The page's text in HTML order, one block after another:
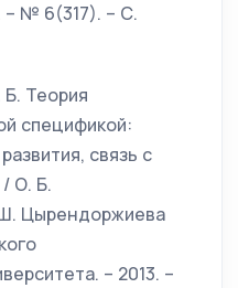
– № 6(317). – С.
Теория
спецификой:
связь с
О. Б.
Цырендоржиева
– 2013. –